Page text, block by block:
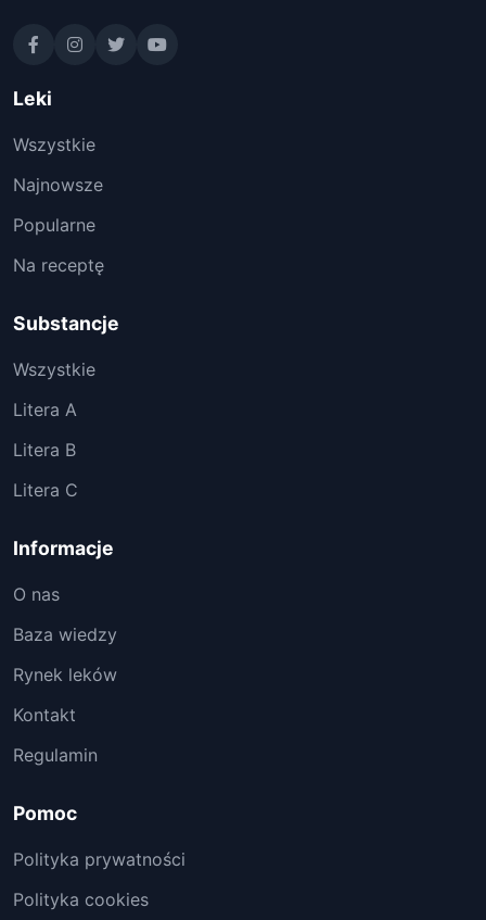
Leki
Wszystkie
Najnowsze
Popularne
Na receptę
Substancje
Wszystkie
Litera A
Litera B
Litera C
Informacje
O nas
Baza wiedzy
Rynek leków
Kontakt
Regulamin
Pomoc
Polityka prywatności
Polityka cookies